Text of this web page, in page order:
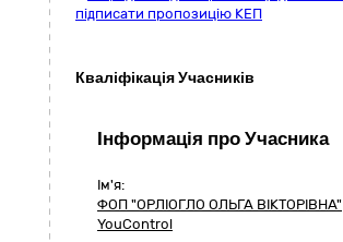
підписати пропозицію КЕП
Кваліфікація Учасників
Інформація про Учасника
Ім'я:
ФОП "ОРЛІОГЛО ОЛЬГА ВІКТОРІВНА"
YouControl